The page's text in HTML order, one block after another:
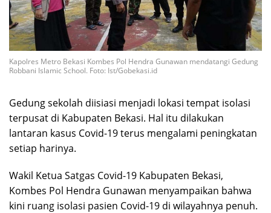
Kapolres Metro Bekasi Kombes Pol Hendra Gunawan mendatangi Gedung
Robbani Islamic School. Foto: Ist/Gobekasi.id
Gedung sekolah diisiasi menjadi lokasi tempat isolasi
terpusat di Kabupaten Bekasi. Hal itu dilakukan
lantaran kasus Covid-19 terus mengalami peningkatan
setiap harinya.
Wakil Ketua Satgas Covid-19 Kabupaten Bekasi,
Kombes Pol Hendra Gunawan menyampaikan bahwa
kini ruang isolasi pasien Covid-19 di wilayahnya penuh.